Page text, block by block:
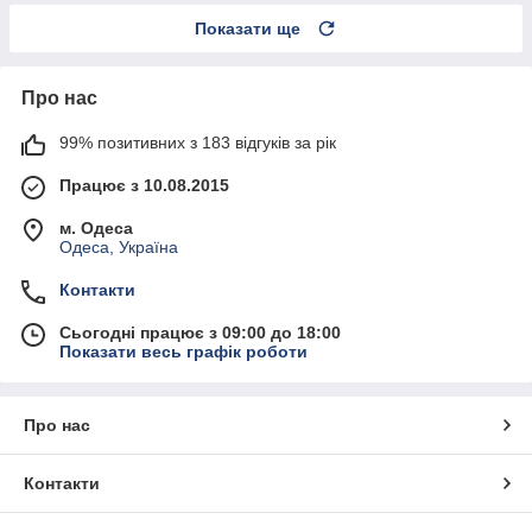
Показати ще
Про нас
99% позитивних з 183 відгуків за рік
Працює з 10.08.2015
м. Одеса
Одеса, Україна
Контакти
Сьогодні працює з 09:00 до 18:00
Показати весь графік роботи
Про нас
Контакти